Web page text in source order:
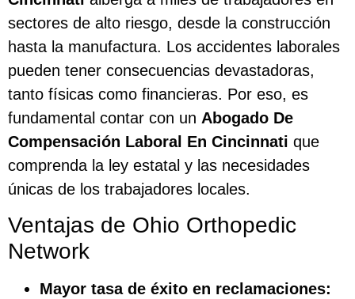
sectores de alto riesgo, desde la construcción
hasta la manufactura. Los accidentes laborales
pueden tener consecuencias devastadoras,
tanto físicas como financieras. Por eso, es
fundamental contar con un Abogado De
Compensación Laboral En Cincinnati que
comprenda la ley estatal y las necesidades
únicas de los trabajadores locales.
Ventajas de Ohio Orthopedic
Network
Mayor tasa de éxito en reclamaciones: